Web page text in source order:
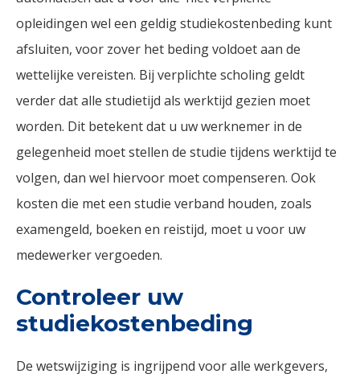
opleidingen wel een geldig studiekostenbeding kunt
afsluiten, voor zover het beding voldoet aan de
wettelijke vereisten. Bij verplichte scholing geldt
verder dat alle studietijd als werktijd gezien moet
worden. Dit betekent dat u uw werknemer in de
gelegenheid moet stellen de studie tijdens werktijd te
volgen, dan wel hiervoor moet compenseren. Ook
kosten die met een studie verband houden, zoals
examengeld, boeken en reistijd, moet u voor uw
medewerker vergoeden.
Controleer uw
studiekostenbeding
De wetswijziging is ingrijpend voor alle werkgevers,